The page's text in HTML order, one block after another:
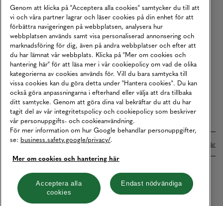
Köpvillkor
Karriär
Vårt Ansvar
Våra Tjänster
Press
Studentrabatt
B2B
Tillgänglighetsredogörelse
Betalningar online sköts i samarbete med Klarna. Läs mer här
Cookies Integritetspolicy
Hantera cookies
Genom att klicka på "Acceptera alla cookies" samtycker du till att
vi och våra partner lagrar och läser cookies på din enhet för att
förbättra navigeringen på webbplatsen, analysera hur
webbplatsen används samt visa personaliserad annonsering och
marknadsföring för dig, även på andra webbplatser och efter att
du har lämnat vår webbplats. Klicka på "Mer om cookies och
hantering här" för att läsa mer i vår cookiepolicy om vad de olika
kategorierna av cookies används för. Vill du bara samtycka till
vissa cookies kan du göra detta under "Hantera cookies". Du kan
också göra anpassningarna i efterhand eller välja att dra tillbaka
ditt samtycke. Genom att göra dina val bekräftar du att du har
tagit del av vår integritetspolicy och cookiepolicy som beskriver
vår personuppgifts- och cookieanvändning.
För mer information om hur Google behandlar personuppgifter,
se: business.safety.google/privacy/.
Mer om cookies och hantering här
Acceptera alla
cookies
Endast nödvändiga